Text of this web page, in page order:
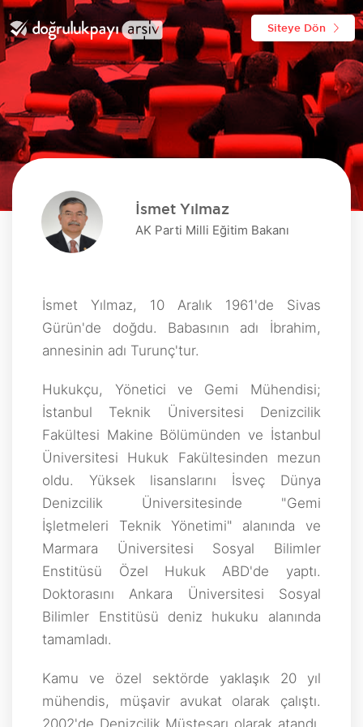
Siteye Dön
İsmet Yılmaz
AK Parti Milli Eğitim Bakanı
İsmet Yılmaz, 10 Aralık 1961'de Sivas
Gürün'de doğdu. Babasının adı İbrahim,
annesinin adı Turunç'tur.
Hukukçu, Yönetici ve Gemi Mühendisi;
İstanbul Teknik Üniversitesi Denizcilik
Fakültesi Makine Bölümünden ve İstanbul
Üniversitesi Hukuk Fakültesinden mezun
oldu. Yüksek lisanslarını İsveç Dünya
Denizcilik Üniversitesinde "Gemi
İşletmeleri Teknik Yönetimi" alanında ve
Marmara Üniversitesi Sosyal Bilimler
Enstitüsü Özel Hukuk ABD'de yaptı.
Doktorasını Ankara Üniversitesi Sosyal
Bilimler Enstitüsü deniz hukuku alanında
tamamladı.
Kamu ve özel sektörde yaklaşık 20 yıl
mühendis, müşavir avukat olarak çalıştı.
2002'de Denizcilik Müsteşarı olarak atandı.